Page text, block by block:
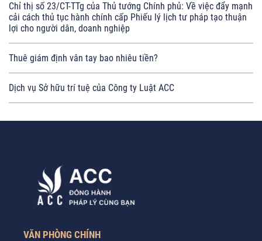
Chỉ thị số 23/CT-TTg của Thủ tướng Chính phủ: Về việc đẩy mạnh
cải cách thủ tục hành chính cấp Phiếu lý lịch tư pháp tạo thuận
lợi cho người dân, doanh nghiệp
Thuê giám định vân tay bao nhiêu tiền?
Dịch vụ Sở hữu trí tuệ của Công ty Luật ACC
VĂN PHÒNG CHÍNH